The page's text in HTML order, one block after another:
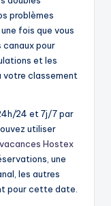
problèmes
fois que vous
canaux pour
et les
votre classement
24 et 7j/7 par
utiliser
Hostex
une
les autres
pour cette date.